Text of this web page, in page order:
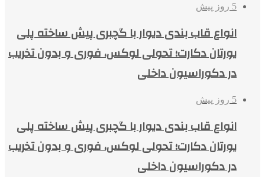
5 روز پیش
انواع قاب بندی دیوار با گچبری پیش ساخته پلی
یورتان دکارت؛ تحولی لوکس، فوری و بدون تخریب
در دکوراسیون داخلی
5 روز پیش
انواع قاب بندی دیوار با گچبری پیش ساخته پلی
یورتان دکارت؛ تحولی لوکس، فوری و بدون تخریب
در دکوراسیون داخلی